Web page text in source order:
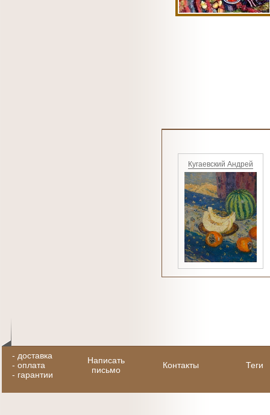
Кугаевский Андрей
- доставка
- оплата
- гарантии
Написать
письмо
Контакты Теги